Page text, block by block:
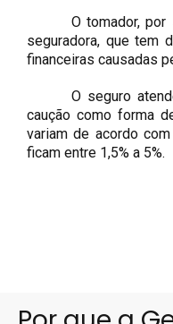
O tomador,
seguradora, que tem
financeiras causadas
O seguro
caução como forma
variam de acordo
ficam entre 1,5% a 5%.